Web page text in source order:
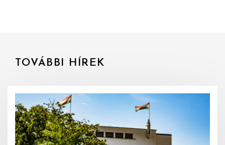
TOVÁBBI HÍREK